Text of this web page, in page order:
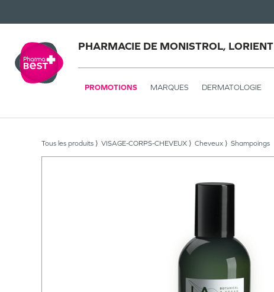
PHARMACIE DE MONISTROL, LORIENT
PROMOTIONS MARQUES DERMATOLOGIE
Tous les produits VISAGE-CORPS-CHEVEUX Cheveux Shampoings